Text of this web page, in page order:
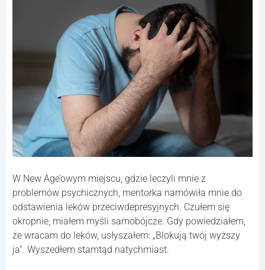
W New Age’owym miejscu, gdzie leczyli mnie z
problemów psychicznych, mentorka namówiła mnie do
odstawienia leków przeciwdepresyjnych. Czułem się
okropnie, miałem myśli samobójcze. Gdy powiedziałem,
że wracam do leków, usłyszałem: „Blokują twój wyższy
ja”. Wyszedłem stamtąd natychmiast.